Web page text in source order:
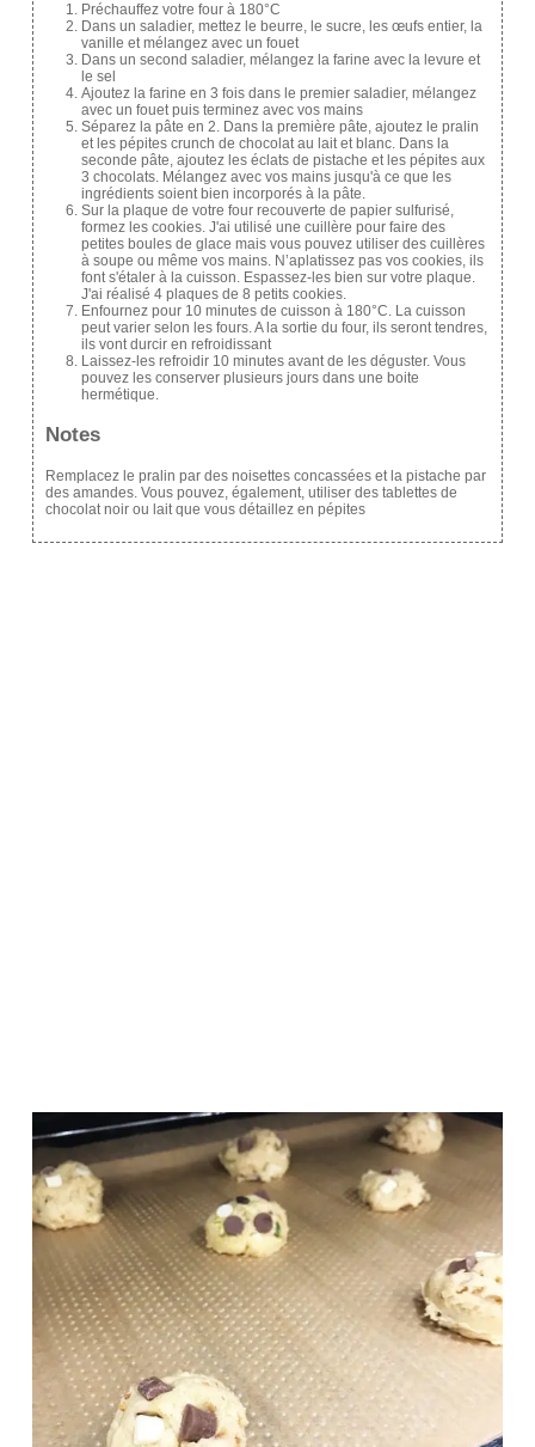
Préchauffez votre four à 180°C
Dans un saladier, mettez le beurre, le sucre, les œufs entier, la
vanille et mélangez avec un fouet
Dans un second saladier, mélangez la farine avec la levure et
le sel
Ajoutez la farine en 3 fois dans le premier saladier, mélangez
avec un fouet puis terminez avec vos mains
Séparez la pâte en 2. Dans la première pâte, ajoutez le pralin
et les pépites crunch de chocolat au lait et blanc. Dans la
seconde pâte, ajoutez les éclats de pistache et les pépites aux
3 chocolats. Mélangez avec vos mains jusqu'à ce que les
ingrédients soient bien incorporés à la pâte.
Sur la plaque de votre four recouverte de papier sulfurisé,
formez les cookies. J'ai utilisé une cuillère pour faire des
petites boules de glace mais vous pouvez utiliser des cuillères
à soupe ou même vos mains. N’aplatissez pas vos cookies, ils
font s'étaler à la cuisson. Espassez-les bien sur votre plaque.
J'ai réalisé 4 plaques de 8 petits cookies.
Enfournez pour 10 minutes de cuisson à 180°C. La cuisson
peut varier selon les fours. A la sortie du four, ils seront tendres,
ils vont durcir en refroidissant
Laissez-les refroidir 10 minutes avant de les déguster. Vous
pouvez les conserver plusieurs jours dans une boite
hermétique.
Notes
Remplacez le pralin par des noisettes concassées et la pistache par
des amandes. Vous pouvez, également, utiliser des tablettes de
chocolat noir ou lait que vous détaillez en pépites